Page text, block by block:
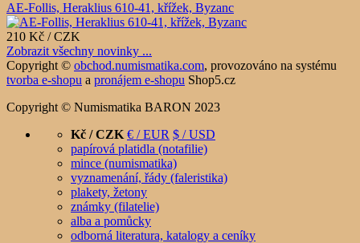
AE-Follis, Heraklius 610-41, křížek, Byzanc
210 Kč / CZK
Zobrazit všechny novinky ...
Copyright © obchod.numismatika.com, provozováno na systému
tvorba e-shopu a pronájem e-shopu Shop5.cz
Copyright © Numismatika BARON 2023
Kč / CZK € / EUR $ / USD
papírová platidla (notafilie)
mince (numismatika)
vyznamenání, řády (faleristika)
plakety, žetony
známky (filatelie)
alba a pomůcky
odborná literatura, katalogy a ceníky